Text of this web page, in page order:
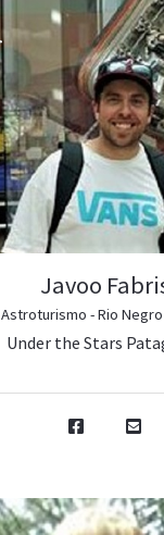
Javoo
Astroturismo - Rio Negro
Under the Stars